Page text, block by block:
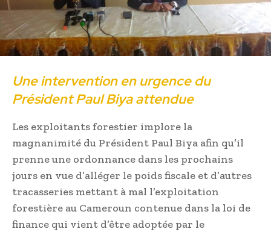
Une intervention en urgence du
Président Paul Biya attendue
Les exploitants forestier implore la
magnanimité du Président Paul Biya afin qu’il
prenne une ordonnance dans les prochains
jours en vue d’alléger le poids fiscale et d’autres
tracasseries mettant à mal l’exploitation
forestière au Cameroun contenue dans la loi de
finance qui vient d’être adoptée par le